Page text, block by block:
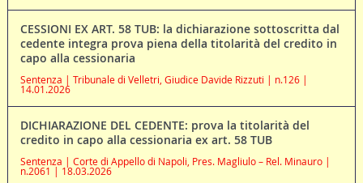
CESSIONI EX ART. 58 TUB: la dichiarazione sottoscritta dal
cedente integra prova piena della titolarità del credito in
capo alla cessionaria
Sentenza | Tribunale di Velletri, Giudice Davide Rizzuti | n.126 |
14.01.2026
DICHIARAZIONE DEL CEDENTE: prova la titolarità del
credito in capo alla cessionaria ex art. 58 TUB
Sentenza | Corte di Appello di Napoli, Pres. Magliulo – Rel. Minauro |
n.2061 | 18.03.2026